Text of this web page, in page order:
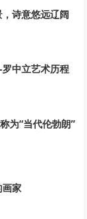
诗意悠远辽阔
中立艺术历程
为“当代伦勃朗”
家